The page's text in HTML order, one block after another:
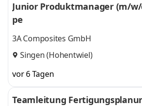
Junior Produktmanager (m/w/
pe
3A Composites GmbH
Singen (Hohentwiel)
vor 6 Tagen
Teamleitung